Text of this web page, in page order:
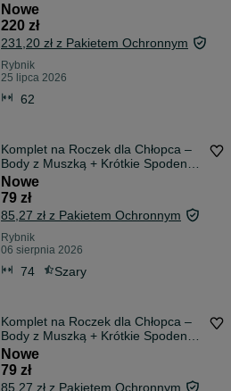
Nowe
220 zł
231,20 zł z Pakietem Ochronnym
Rybnik
25 lipca 2026
62
Komplet na Roczek dla Chłopca –
Body z Muszką + Krótkie Spodenki
+ imię rozmiar 74
Nowe
79 zł
85,27 zł z Pakietem Ochronnym
Rybnik
06 sierpnia 2026
74 Szary
Komplet na Roczek dla Chłopca –
Body z Muszką + Krótkie Spodenki
+ imię rozmiar 86
Nowe
79 zł
85,27 zł z Pakietem Ochronnym